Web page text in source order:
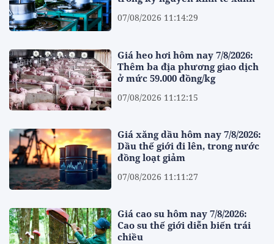
07/08/2026 11:14:29
Giá heo hơi hôm nay 7/8/2026:
Thêm ba địa phương giao dịch
ở mức 59.000 đồng/kg
07/08/2026 11:12:15
Giá xăng dầu hôm nay 7/8/2026:
Dầu thế giới đi lên, trong nước
đồng loạt giảm
07/08/2026 11:11:27
Giá cao su hôm nay 7/8/2026:
Cao su thế giới diễn biến trái
chiều